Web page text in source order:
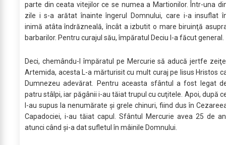
parte din ceata vitejilor ce se numea a Martionilor. Într-una
zile i s-a arătat înainte îngerul Domnului, care i-a insuflat
inimă atâta îndrăzneală, încât a izbutit o mare biruinţă
barbarilor. Pentru curajul său, împăratul Deciu l-a făcut general.
Deci, chemându-l împăratul pe Mercurie să aducă jertfe
Artemida, acesta L-a mărturisit cu mult curaj pe Iisus Hristos
Dumnezeu adevărat. Pentru aceasta sfântul a fost legat
patru stâlpi, iar păgânii i-au tăiat trupul cu cuţitele. Apoi, după
l-au supus la nenumărate şi grele chinuri, fiind dus în
Capadociei, i-au tăiat capul. Sfântul Mercurie avea 25 de
atunci când şi-a dat sufletul în mâinile Domnului.